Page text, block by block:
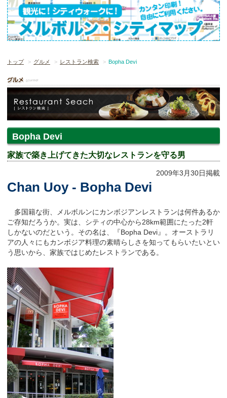
トップ グルメ レストラン検索 Bopha Devi
Bopha Devi
家族で築き上げてきた大切なレストランを守る男
2009年3月30日掲載
Chan Uoy - Bopha Devi
多国籍な街、メルボルンにカンボジアンレストランは何件あるか
ご存知だろうか。実は、シティの中心から28km範囲にたった2軒
しかないのだという。その名は、『Bopha Devi』。オーストラリ
アの人々にもカンボジア料理の素晴らしさを知ってもらいたいとい
う思いから、家族ではじめたレストランである。